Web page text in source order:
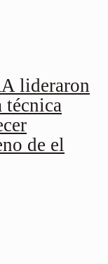
lideraron
técnica
de el